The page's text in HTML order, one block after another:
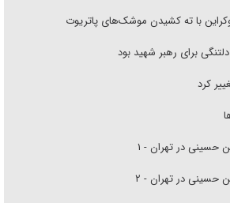
با ته کشیدن موشک‌های پاتریوت
برای رهبر شهید بود
کرد
حسینی در تهران - ۱
حسینی در تهران - ۲